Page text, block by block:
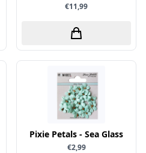
€11,99
Pixie Petals - Sea Glass
€2,99